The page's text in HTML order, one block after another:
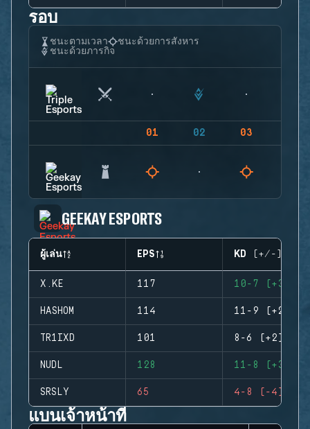
รอบ
ชนะตามเวลา
ชนะด้วยการสังหาร
ชนะด้วยภารกิจ
01 02 03
GEEKAY ESPORTS
ผู้เล่น EPS KD (+/-)
X.KE 117 10-7 (+3)
HASHOM 114 11-9 (+2)
TR1IXD 101 8-6 (+2)
NUDL 128 11-8 (+3)
SRSLY 65 4-8 (-4)
แบนเจ้าหน้าที่